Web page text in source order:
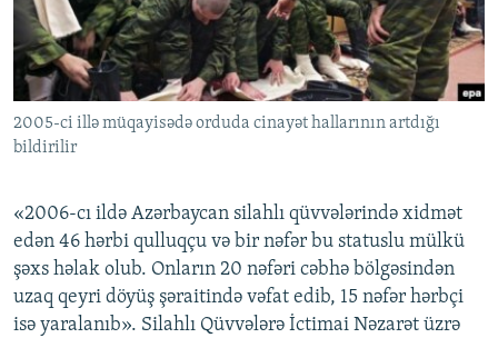
İNFOQRAFIKA
KARIKATURA
AZƏRBAYCAN ƏDƏBIYYATI KITABXANASI
İSLAM VƏ DEMOKRATIYA
İZ - MƏDƏNIYYƏT PROQRAMI
MISSIYAMIZ
PEŞƏ ETIKASI VƏ JURNALISTIKA STANDARTLARIMIZ
MATERIALLARIMIZDAN ISTIFADƏ
AZADLIQRADIOSU MOBIL TELEFONUNUZDA
XƏBƏR BÜLLETENLƏRIMIZ
BIZI IZLƏ
RFE/RL-in bütün saytları
2005-ci illə müqayisədə orduda cinayət hallarının artdığı
bildirilir
«2006-cı ildə Azərbaycan silahlı qüvvələrində xidmət
edən 46 hərbi qulluqçu və bir nəfər bu statuslu mülkü
şəxs həlak olub. Onların 20 nəfəri cəbhə bölgəsindən
uzaq qeyri döyüş şəraitində vəfat edib, 15 nəfər hərbçi
isə yaralanıb». Silahlı Qüvvələrə İctimai Nəzarət üzrə